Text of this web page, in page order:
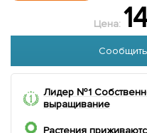
Цена:
Лидер №1
выращивание
Растения